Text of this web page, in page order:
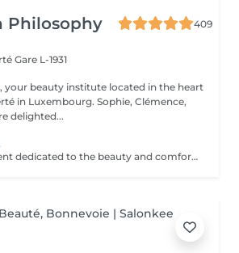
Philosophy
409
Gare L-1931
your beauty institute located in the heart
Sophie, Clémence,
delighted...
A complete treatment dedicated to the beauty and comfort of the hands. The treatment begins with a gentle exfoliation to refine the skin texture and reveal its natural glow. The hands are then wrapped in a nourishing and hydrating mask for deep care. During this time, the nails are carefully shaped and refined to achieve a clean and harmonious result. The treatment finishes with a relaxing hand massage, providing an immediate feeling of comfort and relaxation. Hands feel softer, the skin is nourished and the nails look perfectly groomed. Classic nail polish is not provided at the institute. However, if you wish, we can apply your own nail polish by selecting the corresponding option.